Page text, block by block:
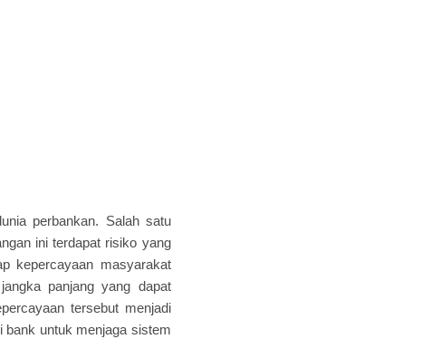
perbankan. Salah satu
ini terdapat risiko yang
kepercayaan masyarakat
panjang yang dapat
tersebut menjadi
bank untuk menjaga sistem